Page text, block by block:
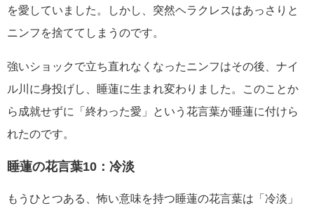
を愛していました。しかし、突然ヘラクレスはあっさりと
ニンフを捨ててしまうのです。
強いショックで立ち直れなくなったニンフはその後、ナイ
ル川に身投げし、睡蓮に生まれ変わりました。このことか
ら成就せずに「終わった愛」という花言葉が睡蓮に付けら
れたのです。
睡蓮の花言葉10：冷淡
もうひとつある、怖い意味を持つ睡蓮の花言葉は「冷淡」